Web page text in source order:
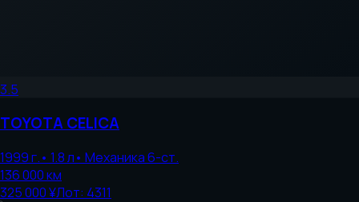
3.5
TOYOTACELICA
1999г.• 1.8л• Механика 6-ст.
136 000км
325 000 ¥Лот: 4311